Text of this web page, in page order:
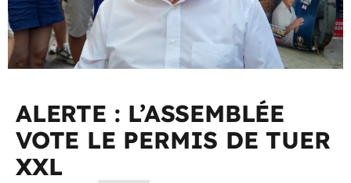
ALERTE : L’ASSEMBLÉE
VOTE LE PERMIS DE TUER
XXL